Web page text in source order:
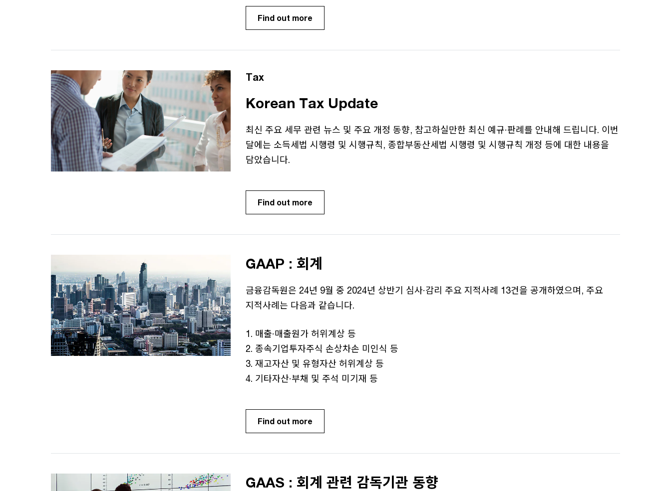
Find out more
Tax
Korean Tax Update
최신 주요 세무 관련 뉴스 및 주요 개정 동향, 참고하실만한 최신 예규·판례를 안내해 드립니다. 이번
달에는 소득세법 시행령 및 시행규칙, 종합부동산세법 시행령 및 시행규칙 개정 등에 대한 내용을
담았습니다.
Find out more
GAAP : 회계
금융감독원은 24년 9월 중 2024년 상반기 심사·감리 주요 지적사례 13건을 공개하였으며, 주요
지적사례는 다음과 같습니다.
1. 매출·매출원가 허위계상 등
2. 종속기업투자주식 손상차손 미인식 등
3. 재고자산 및 유형자산 허위계상 등
4. 기타자산·부채 및 주석 미기재 등
Find out more
GAAS : 회계 관련 감독기관 동향